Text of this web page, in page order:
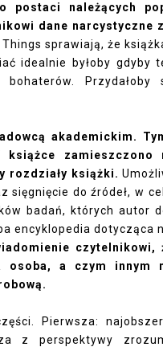
postaci należących
dane narcystyczne
sprawiają, że
idealnie byłoby gdyby
Przydałoby
akademickim.
książce zamieszczono
rozdziały książki.
do źródeł, w
badań, których autor
encyklopedia dotycząca
czytelnikowi,
osoba, a czym innym
Pierwsza:
z perspektywy